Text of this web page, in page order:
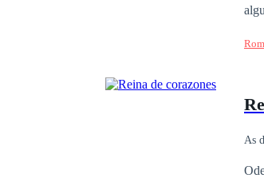
alguien imposible?
As